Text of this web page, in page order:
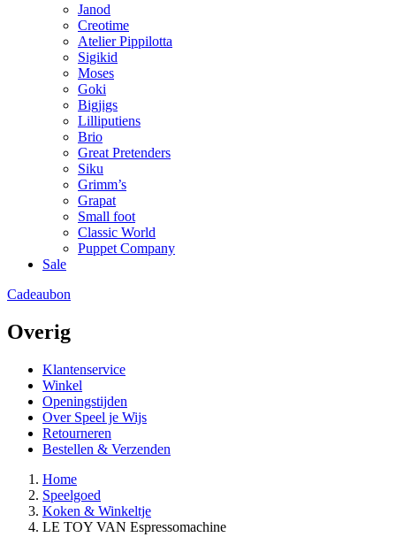
Janod
Creotime
Atelier Pippilotta
Sigikid
Moses
Goki
Bigjigs
Lilliputiens
Brio
Great Pretenders
Siku
Grimm’s
Grapat
Small foot
Classic World
Puppet Company
Sale
Cadeaubon
Overig
Klantenservice
Winkel
Openingstijden
Over Speel je Wijs
Retourneren
Bestellen & Verzenden
Home
Speelgoed
Koken & Winkeltje
LE TOY VAN Espressomachine